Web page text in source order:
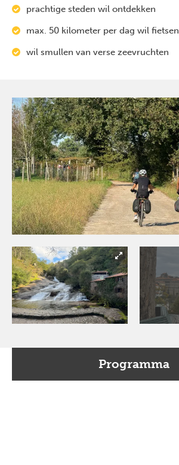
prachtige steden wil ontdekken
max. 50 kilometer per dag wil fietsen
wil smullen van verse zeevruchten
Programma